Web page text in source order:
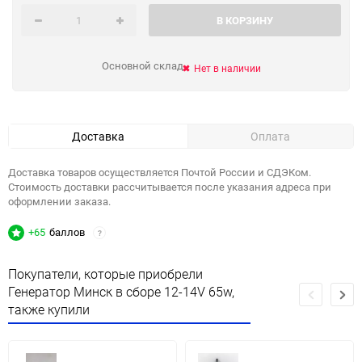
В КОРЗИНУ
Основной склад Нет в наличии
Доставка Оплата
Доставка товаров осуществляется Почтой России и СДЭКом.
Стоимость доставки рассчитывается после указания адреса при
оформлении заказа.
+65 баллов ?
Покупатели, которые приобрели
Генератор Минск в сборе 12-14V 65w,
также купили